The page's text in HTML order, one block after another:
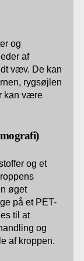
og
af
væv. De kan
rygsøjlen
kan være
og et
øget
på et PET-
til at
og
af kroppen.